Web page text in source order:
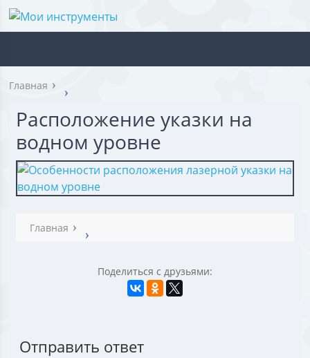
Главная
Расположение указки на
водном уровне
Главная
Поделиться с друзьями:
Отправить ответ